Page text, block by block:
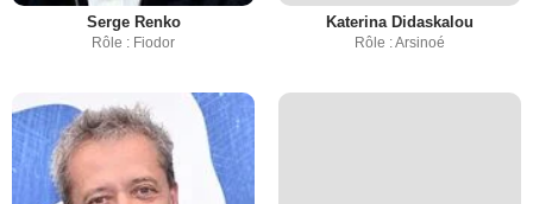
Serge Renko
Rôle : Fiodor
Katerina Didaskalou
Rôle : Arsinoé